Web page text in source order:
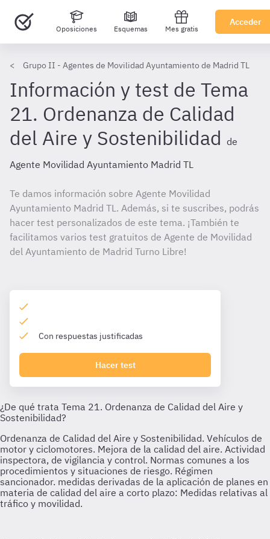
Oposiciones Esquemas Mes gratis
Acceder
Grupo II - Agentes de Movilidad Ayuntamiento de Madrid TL
Información y test de Tema
21. Ordenanza de Calidad
del Aire y Sostenibilidad de
Agente Movilidad Ayuntamiento Madrid TL
Te damos información sobre Agente Movilidad
Ayuntamiento Madrid TL. Además, si te suscribes, podrás
hacer test personalizados de este tema. ¡También te
facilitamos varios test gratuitos de Agente de Movilidad
del Ayuntamiento de Madrid Turno Libre!
Con respuestas justificadas
Hacer test